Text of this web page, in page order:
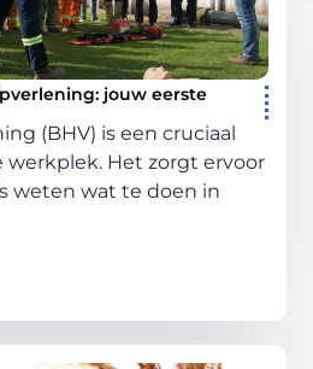
jouw eerste
(BHV) is een cruciaal
werkplek. Het zorgt ervoor
weten wat te doen in